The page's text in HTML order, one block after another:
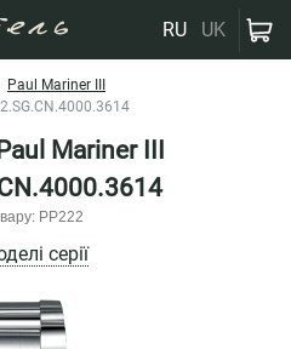
RU UK
Paul Mariner III
Mariner III
PP222
серії